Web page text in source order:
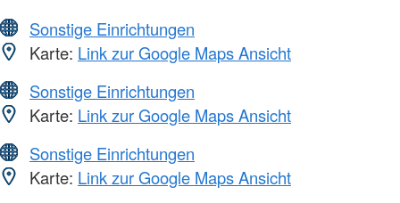
Sonstige Einrichtungen
Karte: Link zur Google Maps Ansicht
Sonstige Einrichtungen
Karte: Link zur Google Maps Ansicht
Sonstige Einrichtungen
Karte: Link zur Google Maps Ansicht